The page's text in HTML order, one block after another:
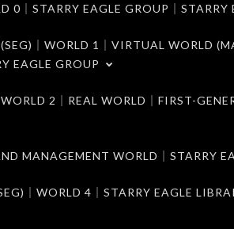
0｜STARRY EAGLE GROUP｜STARRY
｜WORLD 1｜VIRTUAL WORLD
EAGLE GROUP
2｜REAL WORLD｜FIRST-
MANAGEMENT WORLD｜STARRY
｜WORLD 4｜STARRY EAGLE